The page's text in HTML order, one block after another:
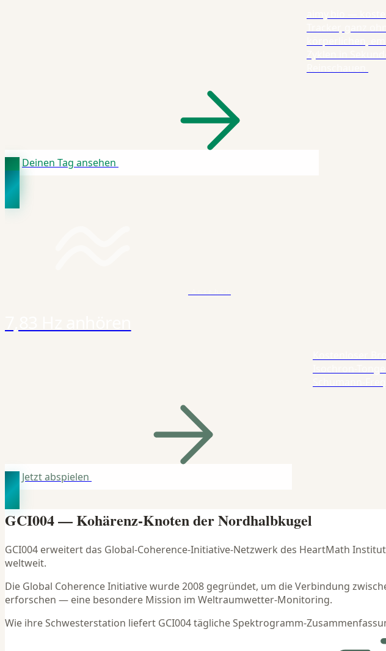
Deinen Tag ansehen
Jetzt abspielen
GCI004 — Kohärenz-Knoten der Nordhalbkugel
GCI004 erweitert das Global-Coherence-Initiative-Netzwerk des HeartMath
weltweit.
Die Global Coherence Initiative wurde 2008 gegründet, um die Verbindung
erforschen — eine besondere Mission im Weltraumwetter-Monitoring.
Wie ihre Schwesterstation liefert GCI004 tägliche Spektrogramm-